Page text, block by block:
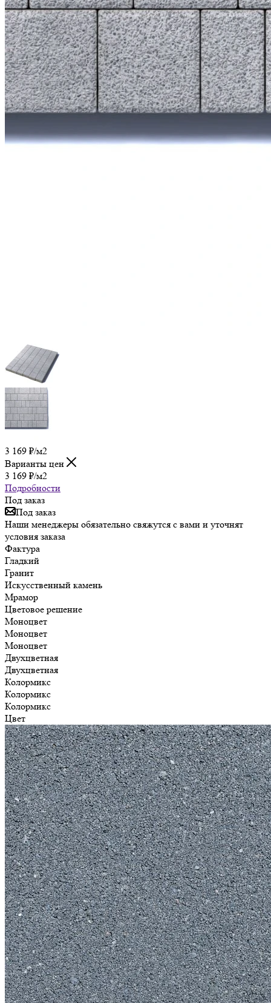
3 169 ₽/м2
Варианты цен
3 169 ₽/м2
Подробности
Под заказ
Под заказ
Наши менеджеры обязательно свяжутся с вами и уточнят
условия заказа
Фактура
Гладкий
Гранит
Искусственный камень
Мрамор
Цветовое решение
Моноцвет
Моноцвет
Моноцвет
Двухцветная
Двухцветная
Колормикс
Колормикс
Колормикс
Цвет